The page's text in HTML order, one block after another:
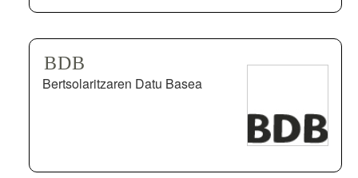
BDB
Bertsolaritzaren Datu Basea